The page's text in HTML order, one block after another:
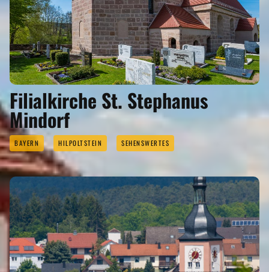
Filialkirche St. Stephanus
Mindorf
BAYERN HILPOLTSTEIN SEHENSWERTES